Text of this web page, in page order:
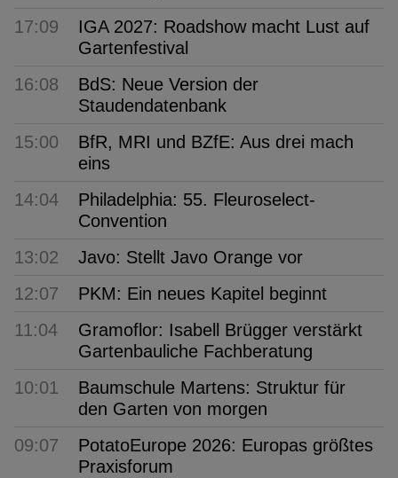
17:09
IGA 2027: Roadshow macht Lust auf
Gartenfestival
16:08
BdS: Neue Version der
Staudendatenbank
15:00
BfR, MRI und BZfE: Aus drei mach
eins
14:04
Philadelphia: 55. Fleuroselect-
Convention
13:02
Javo: Stellt Javo Orange vor
12:07
PKM: Ein neues Kapitel beginnt
11:04
Gramoflor: Isabell Brügger verstärkt
Gartenbauliche Fachberatung
10:01
Baumschule Martens: Struktur für
den Garten von morgen
09:07
PotatoEurope 2026: Europas größtes
Praxisforum